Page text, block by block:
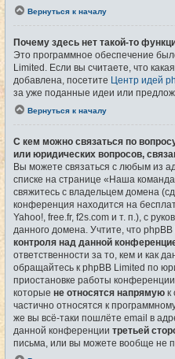
Вернуться к началу
Почему здесь нет такой-то
Это программное обеспечение
Limited. Если вы считаете, что
добавлена, посетите Центр идей
за уже поданные идеи или
Вернуться к началу
С кем можно связаться по
или юридических вопросов,
Вы можете связаться с любым из
списке на странице «Наша
свяжитесь с владельцем домена
конференция находится на
Yahoo!, free.fr, f2s.com и т. п.), с
данного домена. Учтите, что phpBB
контроля над данной
ответственности за то, кем и как
обращайтесь к phpBB Limited по
приостановке работы
которые не относятся напрямую к
частично относятся к
же вы всё-таки пошлёте email в
данной конференции третьей
письма, или вы можете вообще не